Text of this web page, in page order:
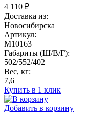
4 110 ₽
Доставка из:
Новосибирска
Артикул:
M10163
Габариты (Ш/В/Г):
502/552/402
Вес, кг:
7,6
Купить в 1 клик
Добавить в корзину